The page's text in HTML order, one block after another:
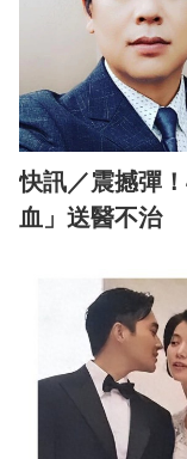
快訊／震撼彈
血」送醫不治